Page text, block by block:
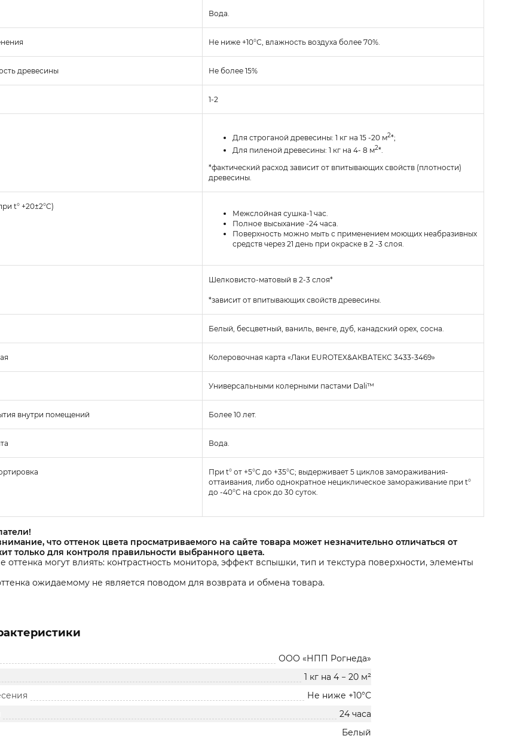
Вода.
Не ниже +10°С, влажность воздуха более 70%.
древесины Не более 15%
1-2
Для строганой древесины: 1 кг на 15 -20 м2*;
Для пиленой древесины: 1 кг на 4- 8 м2*.
*фактический расход зависит от впитывающих свойств (плотности)
древесины.
t° +20±2°C)
Межслойная сушка-1 час.
Полное высыхание -24 часа.
Поверхность можно мыть с применением моющих неабразивных
средств через 21 день при окраске в 2 -3 слоя.
Шелковисто-матовый в 2-3 слоя*
*зависит от впитывающих свойств древесины.
Белый, бесцветный, ваниль, венге, дуб, канадский орех, сосна.
Колеровочная карта «Лаки EUROTEX&АКВАТЕКС 3433-3469»
Универсальными колерными пастами Dali™
внутри помещений Более 10 лет.
Вода.
При t° от +5°С до +35°С; выдерживает 5 циклов замораживания-
оттаивания, либо однократное нециклическое замораживание при t°
до -40°С на срок до 30 суток.
что оттенок цвета просматриваемого на сайте товара может незначительно отличаться от
только для контроля правильности выбранного цвета.
оттенка могут влиять: контрастность монитора, эффект вспышки, тип и текстура поверхности, элементы
ожидаемому не является поводом для возврата и обмена товара.
ООО «НПП Рогнеда»
1 кг на 4 − 20 м²
Не ниже +10°С
24 часа
Белый